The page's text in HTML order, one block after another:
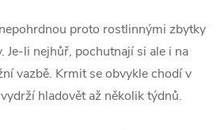
proto rostlinnými zbytky
Je-li nejhůř, pochutnají si ale i na
vazbě. Krmit se obvykle chodí v
hladovět až několik týdnů.